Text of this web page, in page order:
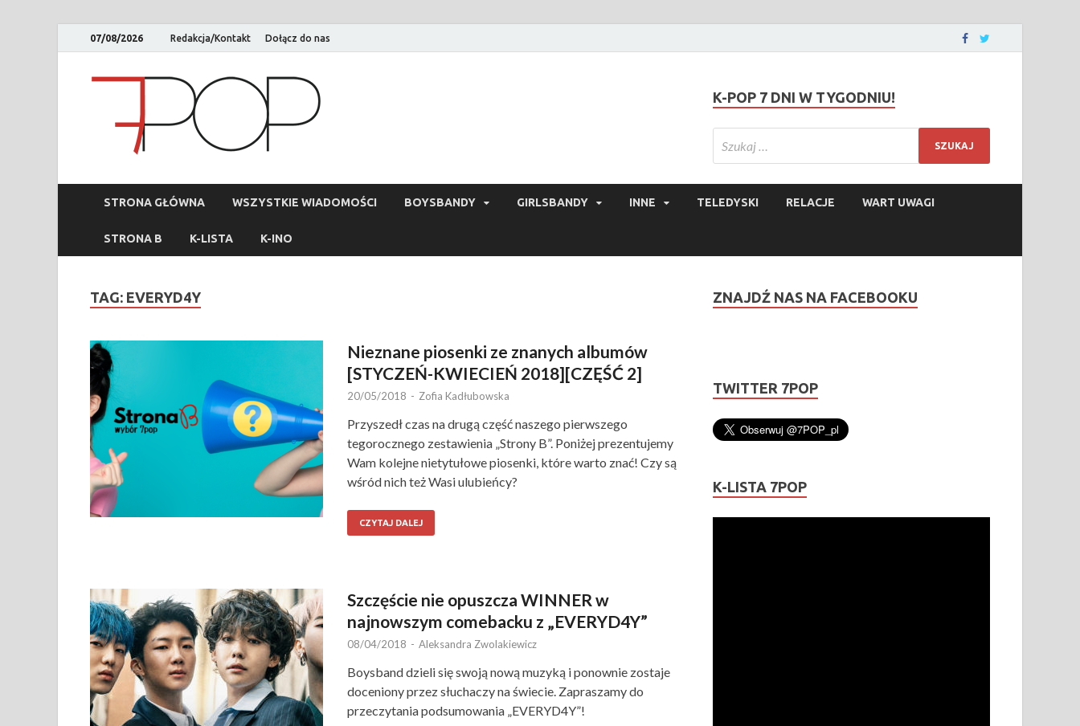
07/08/2026 Redakcja/Kontakt Dołącz do nas
K-POP 7 DNI W TYGODNIU!
STRONA GŁÓWNA WSZYSTKIE WIADOMOŚCI BOYSBANDY GIRLSBANDY INNE TELEDYSKI RELACJE WART UWAGI
STRONA B K-LISTA K-INO
TAG: EVERYD4Y
Nieznane piosenki ze znanych albumów
[STYCZEŃ-KWIECIEŃ 2018][CZĘŚĆ 2]
20/05/2018 - Zofia Kadłubowska
Przyszedł czas na drugą część naszego pierwszego
tegorocznego zestawienia „Strony B”. Poniżej prezentujemy
Wam kolejne nietytułowe piosenki, które warto znać! Czy są
wśród nich też Wasi ulubieńcy?
CZYTAJ DALEJ
Szczęście nie opuszcza WINNER w
najnowszym comebacku z „EVERYD4Y”
08/04/2018 - Aleksandra Zwolakiewicz
Boysband dzieli się swoją nową muzyką i ponownie zostaje
doceniony przez słuchaczy na świecie. Zapraszamy do
przeczytania podsumowania „EVERYD4Y”!
ZNAJDŹ NAS NA FACEBOOKU
TWITTER 7POP
K-LISTA 7POP